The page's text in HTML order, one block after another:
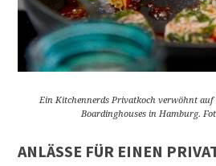
Ein Kitchennerds Privatkoch verwöhnt auf
Boardinghouses in Hamburg.
ANLÄSSE FÜR EINEN